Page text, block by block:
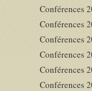
Conférences
Conférences
Conférences
Conférences
Conférences
Conférences